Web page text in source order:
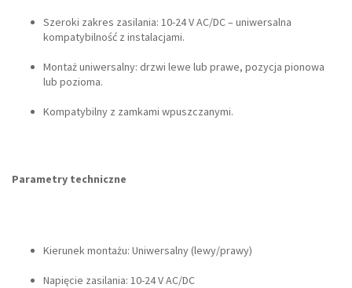
Szeroki zakres zasilania: 10-24 V AC/DC – uniwersalna
kompatybilność z instalacjami.
Montaż uniwersalny: drzwi lewe lub prawe, pozycja pionowa
lub pozioma.
Kompatybilny z zamkami wpuszczanymi.
Parametry techniczne
Kierunek montażu: Uniwersalny (lewy/prawy)
Napięcie zasilania: 10-24 V AC/DC